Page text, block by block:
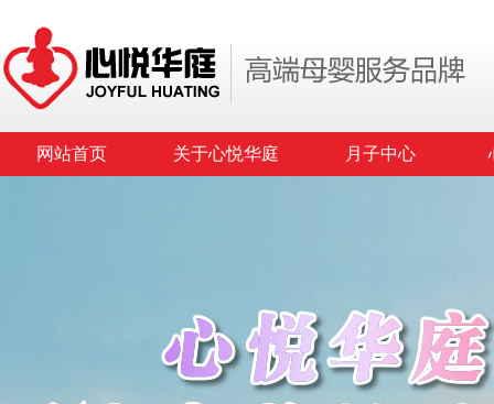
网站首页 关于心悦华庭 月子中心